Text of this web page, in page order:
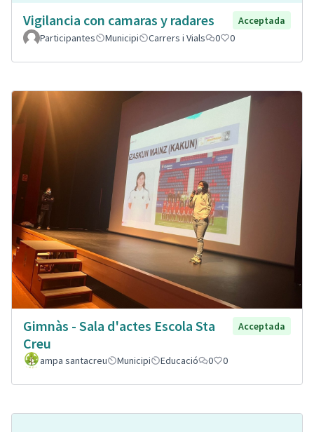
Vigilancia con camaras y radares
Acceptada
Participantes
Municipi Carrers i Vials 0 0
Gimnàs - Sala d'actes Escola Sta
Creu
Acceptada
ampa santacreu Municipi Educació 0 0